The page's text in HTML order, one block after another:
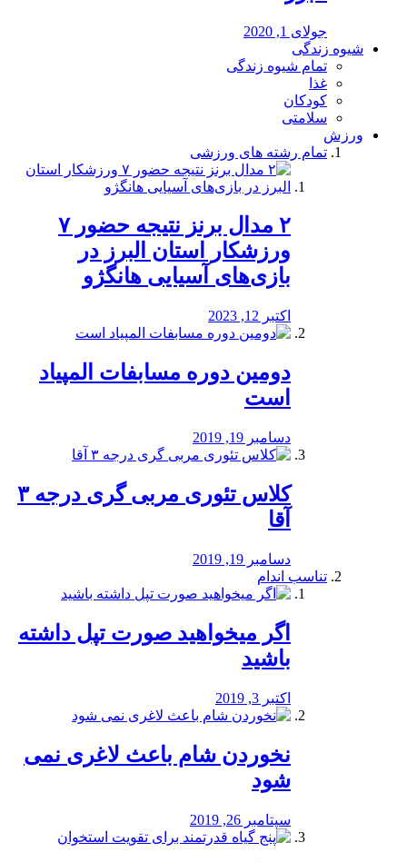
جولای 1, 2020
شیوه زندگی
تمام شیوه زندگی
غذا
کودکان
سلامتی
ورزش
تمام رشته های ورزشی
۲ مدال برنز نتیجه حضور ۷
ورزشکار استان البرز در
بازی‌های آسیایی هانگژو
اکتبر 12, 2023
دومین دوره مسابفات المپیاد
است
دسامبر 19, 2019
کلاس تئوری مربی گری درجه ۳
آقا
دسامبر 19, 2019
تناسب اندام
اگر میخواهید صورت تپل داشته
باشید
اکتبر 3, 2019
نخوردن شام باعث لاغری نمی
‌شود
سپتامبر 26, 2019